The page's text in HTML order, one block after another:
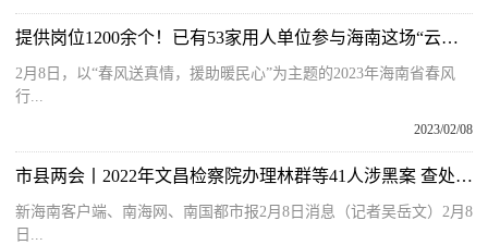
提供岗位1200余个！已有53家用人单位参与海南这场“云招聘”
2月8日，以“春风送真情，援助暖民心”为主题的2023年海南省春风
行...
2023/02/08
市县两会丨2022年文昌检察院办理林群等41人涉黑案 查处违法所得3859万元
新海南客户端、南海网、南国都市报2月8日消息（记者吴岳文）2月8
日...